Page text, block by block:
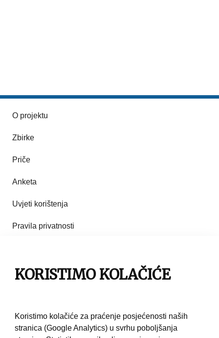
O projektu
Zbirke
Priče
Anketa
Uvjeti korištenja
Pravila privatnosti
Pravila korištenja
KORISTIMO KOLAČIĆE
Koristimo kolačiće za praćenje posjećenosti naših
stranica (Google Analytics) u svrhu poboljšanja